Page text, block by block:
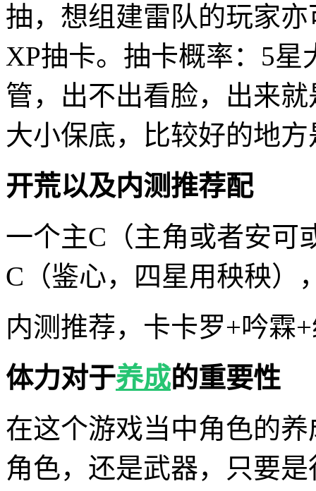
抽，想组建雷队的玩家
XP抽卡。抽卡概率：5星
管，出不出看脸，出来就
大小保底，比较好的地
开荒以及内测推荐配
一个主C（主角或者安可
C（鉴心，四星用秧秧）
内测推荐，卡卡罗+吟霖
体力对于养成的重要性
在这个游戏当中角色的
角色，还是武器，只要